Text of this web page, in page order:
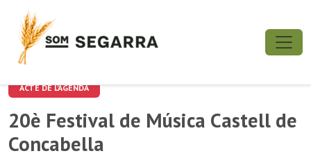
ACTE DE L'AGENDA
20è Festival de Música Castell de
Concabella